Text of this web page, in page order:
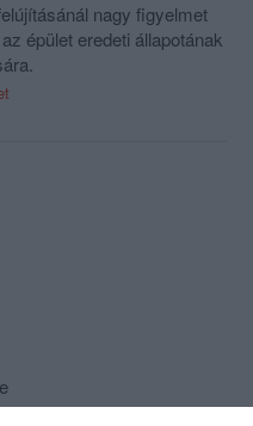
nagy figyelmet
épület eredeti állapotának
és festmények közt